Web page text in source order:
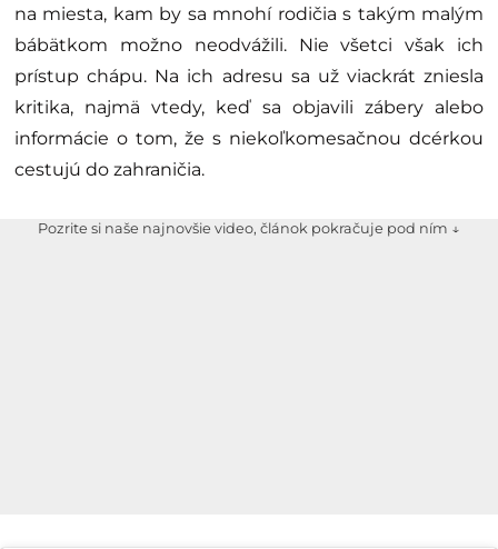
na miesta, kam by sa mnohí rodičia s takým malým
bábätkom možno neodvážili. Nie všetci však ich
prístup chápu. Na ich adresu sa už viackrát zniesla
kritika, najmä vtedy, keď sa objavili zábery alebo
informácie o tom, že s niekoľkomesačnou dcérkou
cestujú do zahraničia.
Pozrite si naše najnovšie video, článok pokračuje pod ním ↓